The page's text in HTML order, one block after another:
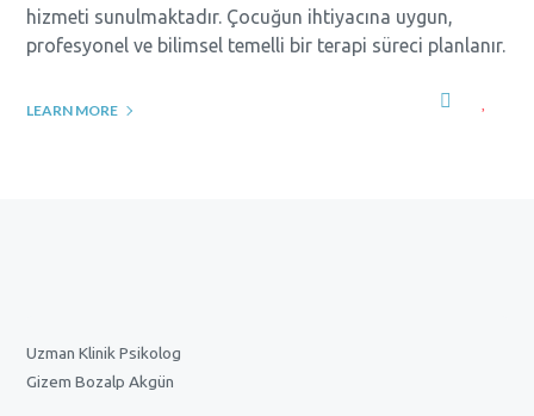
hizmeti sunulmaktadır. Çocuğun ihtiyacına uygun,
profesyonel ve bilimsel temelli bir terapi süreci planlanır.
LEARN MORE
Uzman Klinik Psikolog
Gizem Bozalp Akgün